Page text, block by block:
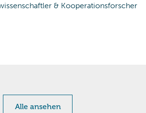
& Kooperationsforscher
Alle ansehen